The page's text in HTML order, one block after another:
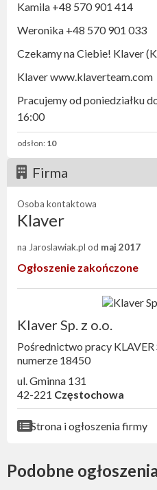
Kamila ‪+48 570 901 414
Weronika ‪+48 570 901 033
Czekamy na Ciebie! Klaver
Klaver www.klaverteam.com
Pracujemy od poniedziałku
16:00
odsłon: 10
Firma
Osoba kontaktowa
Klaver
na Jaroslawiak.pl od maj 2017
Ogłoszenie zakończone
Klaver Sp. z o.o.
Pośrednictwo pracy
numerze 18450
ul. Gminna 131
42-221 Częstochowa
Strona i ogłoszenia firmy
Podobne ogłoszenia